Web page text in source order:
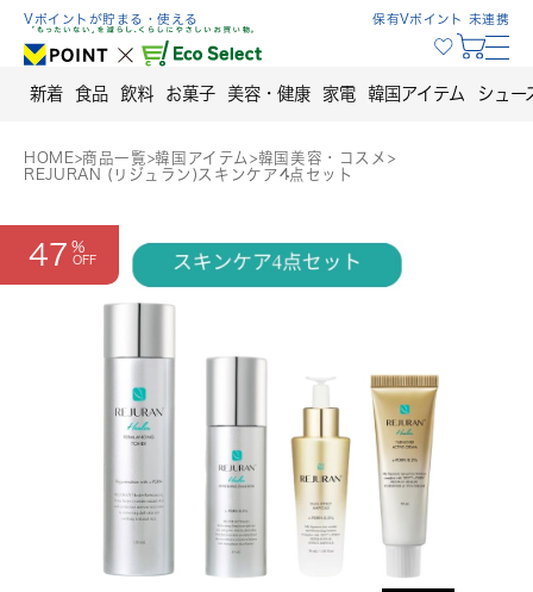
Skip
content
Vポイントが貯まる・使える 保有Vポイント 未連携
新着 食品 飲料 お菓子 美容・健康 家電 韓国アイテム シュー
HOME>商品一覧>韓国アイテム>韓国美容・コスメ >
REJURAN (リジュラン)スキンケア4点セット
47